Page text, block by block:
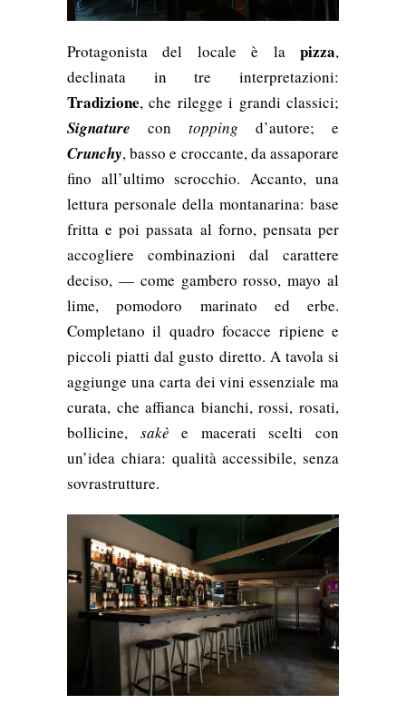
Protagonista del locale è la pizza,
declinata in tre interpretazioni:
Tradizione, che rilegge i grandi classici;
Signature con topping d’autore; e
Crunchy, basso e croccante, da assaporare
fino all’ultimo scrocchio. Accanto, una
lettura personale della montanarina: base
fritta e poi passata al forno, pensata per
accogliere combinazioni dal carattere
deciso, — come gambero rosso, mayo al
lime, pomodoro marinato ed erbe.
Completano il quadro focacce ripiene e
piccoli piatti dal gusto diretto. A tavola si
aggiunge una carta dei vini essenziale ma
curata, che affianca bianchi, rossi, rosati,
bollicine, sakè e macerati scelti con
un’idea chiara: qualità accessibile, senza
sovrastrutture.